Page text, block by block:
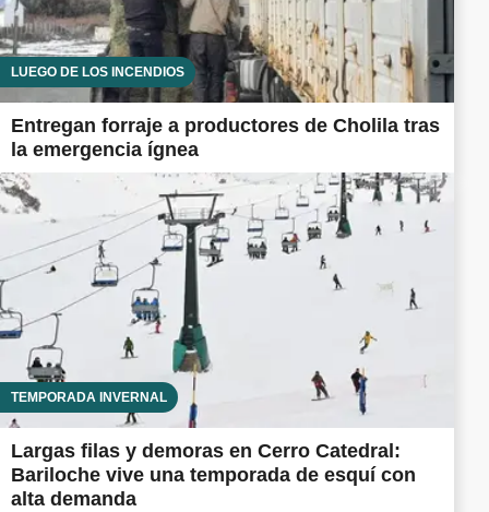
LUEGO DE LOS INCENDIOS
Entregan forraje a productores de Cholila tras
la emergencia ígnea
TEMPORADA INVERNAL
Largas filas y demoras en Cerro Catedral:
Bariloche vive una temporada de esquí con
alta demanda